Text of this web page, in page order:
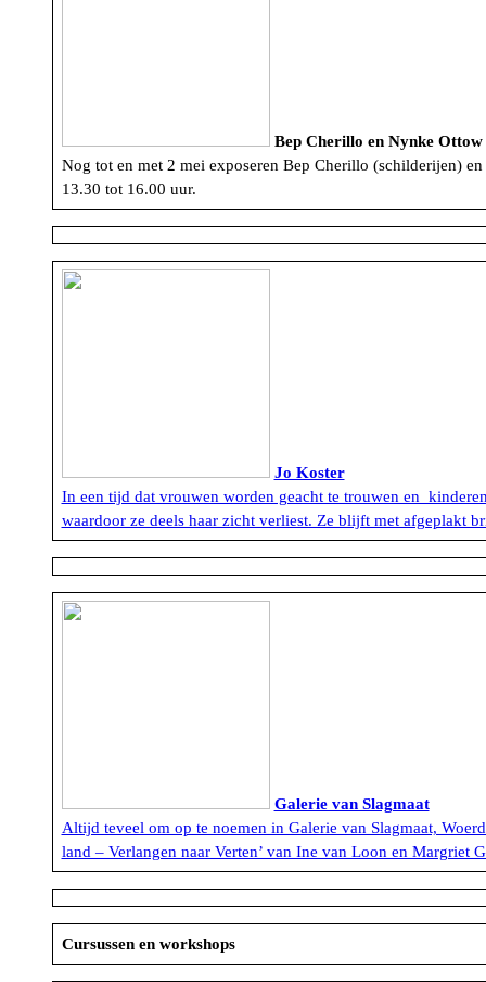
Bep Cherillo en Nynke Ottow
Nog tot en met 2 mei exposeren Bep Cherillo (schilderijen)
13.30 tot 16.00 uur.
Jo Koster
In een tijd dat vrouwen worden geacht te trouwen en
waardoor ze deels haar zicht verliest. Ze blijft met afgeplakt
Galerie van Slagmaat
Altijd teveel om op te noemen in Galerie van Slagmaat,
land – Verlangen naar Verten’ van Ine van Loon en Margriet
Cursussen en workshops